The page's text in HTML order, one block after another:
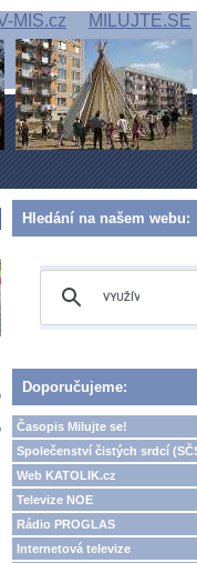
MIS.cz MILUJTE.SE
Hledání na našem webu:
Doporučujeme:
Časopis Milujte se!
Společenství čistých srdcí
Web KATOLIK.cz
Televize NOE
Rádio PROGLAS
Internetová televize